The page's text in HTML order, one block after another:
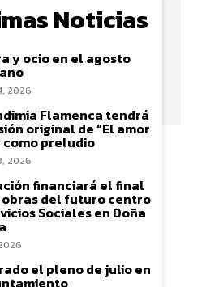
Noticias
y ocio en el agosto
2026
Flamenca tendrá
original de “El amor
como preludio
2026
financiará el final
obras del futuro centro
Sociales en Doña
el pleno de julio en